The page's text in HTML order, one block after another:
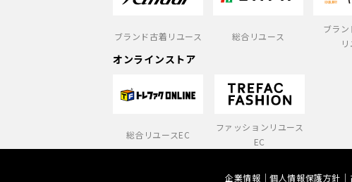
ブランド古着リユース 総合リユース
ブラ
オンラインストア
総合リユースEC
ファッションリユース
EC
企業情報 個人情報保護方針